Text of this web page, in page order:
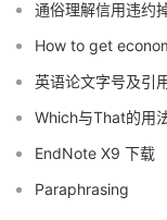
通俗理解信用违约
How to get
英语论文字号及引
Which与That的用
EndNote X9 下载
Paraphrasing